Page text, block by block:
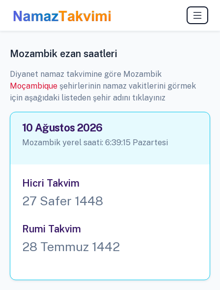
Mozambik ezan saatleri
Diyanet namaz takvimine göre Mozambik
Moçambique şehirlerinin namaz vakitlerini görmek
için aşağıdaki listeden şehir adını tıklayınız
10 Ağustos 2026
Mozambik yerel saati: 6:39:16 Pazartesi
Hicri Takvim
27 Safer 1448
Rumi Takvim
28 Temmuz 1442